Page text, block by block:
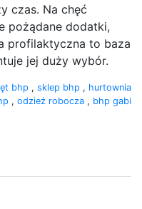
czas. Na chęć
pożądane dodatki,
profilaktyczna to baza
jej duży wybór.
bhp , sklep bhp , hurtownia
, odzież robocza , bhp gabi